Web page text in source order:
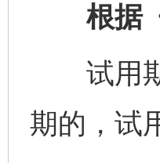
根据《
试用期
期的，试